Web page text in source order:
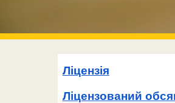
Ліцензія
Ліцензований